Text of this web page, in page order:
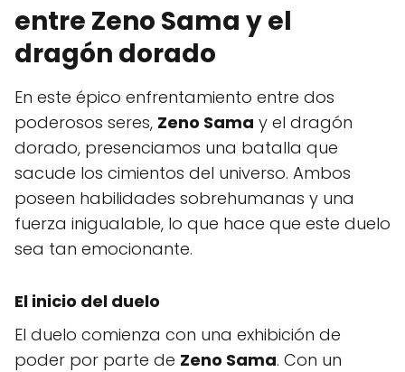
entre Zeno Sama y el
dragón dorado
En este épico enfrentamiento entre dos
poderosos seres, Zeno Sama y el dragón
dorado, presenciamos una batalla que
sacude los cimientos del universo. Ambos
poseen habilidades sobrehumanas y una
fuerza inigualable, lo que hace que este duelo
sea tan emocionante.
El inicio del duelo
El duelo comienza con una exhibición de
poder por parte de Zeno Sama. Con un